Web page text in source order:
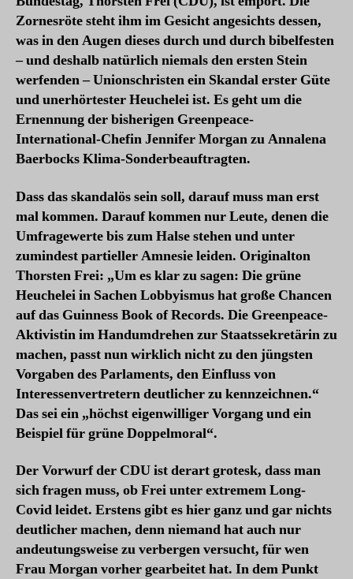
Zornesröte steht ihm im Gesicht angesichts dessen,
was in den Augen dieses durch und durch bibelfesten
– und deshalb natürlich niemals den ersten Stein
werfenden – Unionschristen ein Skandal erster Güte
und unerhörtester Heuchelei ist. Es geht um die
Ernennung der bisherigen Greenpeace-
International-Chefin Jennifer Morgan zu Annalena
Baerbocks Klima-Sonderbeauftragten.
Dass das skandalös sein soll, darauf muss man erst
mal kommen. Darauf kommen nur Leute, denen die
Umfragewerte bis zum Halse stehen und unter
zumindest partieller Amnesie leiden. Originalton
Thorsten Frei: „Um es klar zu sagen: Die grüne
Heuchelei in Sachen Lobbyismus hat große Chancen
auf das Guinness Book of Records. Die Greenpeace-
Aktivistin im Handumdrehen zur Staatssekretärin zu
machen, passt nun wirklich nicht zu den jüngsten
Vorgaben des Parlaments, den Einfluss von
Interessenvertretern deutlicher zu kennzeichnen.“
Das sei ein „höchst eigenwilliger Vorgang und ein
Beispiel für grüne Doppelmoral“.
Der Vorwurf der CDU ist derart grotesk, dass man
sich fragen muss, ob Frei unter extremem Long-
Covid leidet. Erstens gibt es hier ganz und gar nichts
deutlicher machen, denn niemand hat auch nur
andeutungsweise zu verbergen versucht, für wen
Frau Morgan vorher gearbeitet hat. In dem Punkt